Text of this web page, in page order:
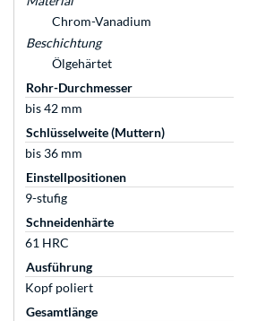
Chrom-Vanadium
Beschichtung
Ölgehärtet
Rohr-Durchmesser
bis 42 mm
Schlüsselweite (Muttern)
bis 36 mm
Einstellpositionen
9-stufig
Schneidenhärte
61 HRC
Ausführung
Kopf poliert
Gesamtlänge